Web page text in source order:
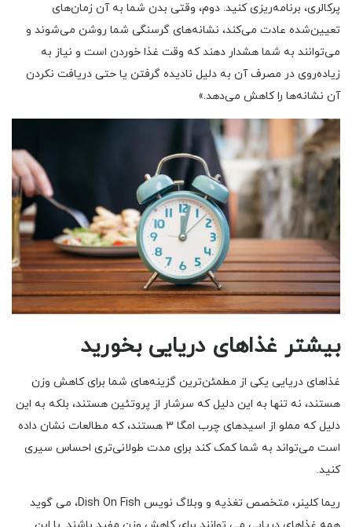
پرکالری، برنامه‌ریزی کنید. دوم، وقتی بدن شما به آن زمان‌های
تعیین‌شده عادت می‌کند، نشانه‌های گرسنگی شما روشن می‌شوند و
می‌توانند به شما هشدار دهند که وقت غذا خوردن است و نیاز به
زیاده‌روی در مصرف آن به دلیل نادیده گرفتن یا حتی دریافت نکردن
آن نشانه‌ها را کاهش می‌دهد.»
بیشتر غذاهای دریایی بخورید
غذاهای دریایی یکی از مطمئن‌ترین گزینه‌های شما برای کاهش وزن
هستند، نه تنها به این دلیل که سرشار از پروتئین هستند، بلکه به این
دلیل که مملو از اسیدهای چرب امگا 3 هستند، که مطالعات نشان داده
است می‌تواند به شما کمک کند برای مدت طولانی‌تری احساس سیری
کنید.
ریما کلینر، متخصص تغذیه و وبلاگ نویس Dish On Fish، می گوید